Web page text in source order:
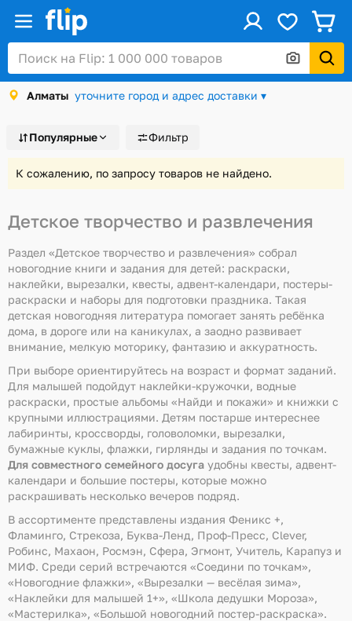
Алматы уточните город и адрес доставки ▾
Популярные Фильтр
К сожалению, по запросу товаров не найдено.
Детское творчество и развлечения
Раздел «Детское творчество и развлечения» собрал
новогодние книги и задания для детей: раскраски,
наклейки, вырезалки, квесты, адвент-календари, постеры-
раскраски и наборы для подготовки праздника. Такая
детская новогодняя литература помогает занять ребёнка
дома, в дороге или на каникулах, а заодно развивает
внимание, мелкую моторику, фантазию и аккуратность.
При выборе ориентируйтесь на возраст и формат заданий.
Для малышей подойдут наклейки-кружочки, водные
раскраски, простые альбомы «Найди и покажи» и книжки с
крупными иллюстрациями. Детям постарше интереснее
лабиринты, кроссворды, головоломки, вырезалки,
бумажные куклы, флажки, гирлянды и задания по точкам.
Для совместного семейного досуга удобны квесты, адвент-
календари и большие постеры, которые можно
раскрашивать несколько вечеров подряд.
В ассортименте представлены издания Феникс +,
Фламинго, Стрекоза, Буква-Ленд, Проф-Пресс, Clever,
Робинс, Махаон, Росмэн, Сфера, Эгмонт, Учитель, Карапуз и
МИФ. Среди серий встречаются «Соедини по точкам»,
«Новогодние флажки», «Вырезалки — весёлая зима»,
«Наклейки для малышей 1+», «Школа дедушки Мороза»,
«Мастерилка», «Большой новогодний постер-раскраска».
Войти / Регистрация
Каталог
Скидки и акции
Посылки
Алматы
Корзина
Избранное
История просмотров
Способы доставки
Способы оплаты